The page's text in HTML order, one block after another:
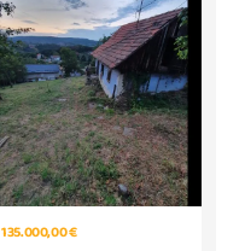
135.000,00 €